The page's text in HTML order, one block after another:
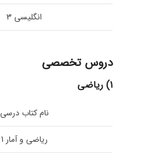
انگلیسی 3
دروس تخصصی
1) ریاضی
نام کتاب درسی
ریاضی و آمار 1